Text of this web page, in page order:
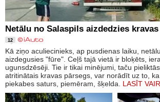
Netālu no Salaspils aizdedzies
12
Kā ziņo aculiecinieks, ap pusdienas laiku,
aizdegusies "fūre". Ceļš tajā vietā ir bloķēts,
ugunsdzēsēji. Tie ir tikai minējumi, taču
atritinātais kravas pārsegs, var norādīt uz to,
piekabes saturs, piemēram, šķelda. LASĪT